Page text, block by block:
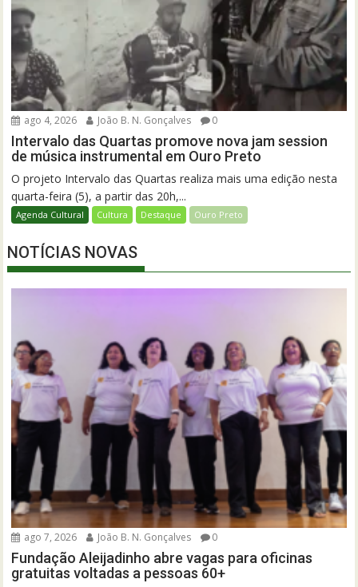
ago 4, 2026 João B. N. Gonçalves 0
Intervalo das Quartas promove nova jam session
de música instrumental em Ouro Preto
O projeto Intervalo das Quartas realiza mais uma edição nesta
quarta-feira (5), a partir das 20h,...
Agenda Cultural Cultura Destaque Ouro Preto
NOTÍCIAS NOVAS
ago 7, 2026 João B. N. Gonçalves 0
Fundação Aleijadinho abre vagas para oficinas
gratuitas voltadas a pessoas 60+